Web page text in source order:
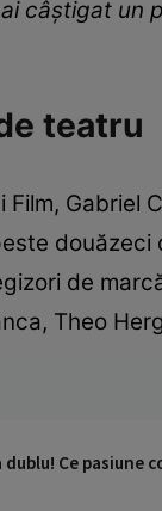
câștigat un
teatru
Gabriel
de
Theo
Ce pasiune